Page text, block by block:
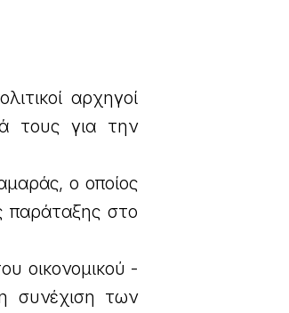
αρχηγοί
τους για την
ο οποίος
παράταξης στο
οικονομικού -
συνέχιση των